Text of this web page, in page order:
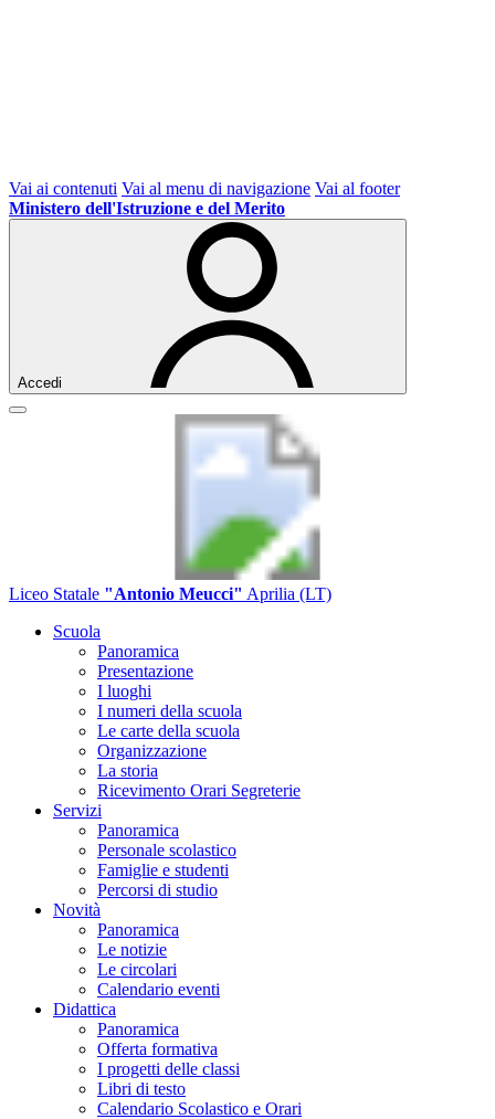
Vai ai contenuti Vai al menu di navigazione Vai al footer
Ministero dell'Istruzione e del Merito
Accedi
Liceo Statale "Antonio Meucci" Aprilia (LT)
Scuola
Panoramica
Presentazione
I luoghi
I numeri della scuola
Le carte della scuola
Organizzazione
La storia
Ricevimento Orari Segreterie
Servizi
Panoramica
Personale scolastico
Famiglie e studenti
Percorsi di studio
Novità
Panoramica
Le notizie
Le circolari
Calendario eventi
Didattica
Panoramica
Offerta formativa
I progetti delle classi
Libri di testo
Calendario Scolastico e Orari